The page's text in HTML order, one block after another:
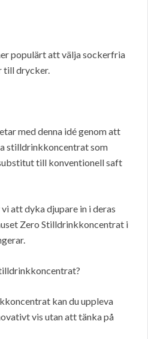
populärt att välja sockerfria
till drycker.
med denna idé genom att
stilldrinkkoncentrat som
till konventionell saft
att dyka djupare in i deras
Zero Stilldrinkkoncentrat i
kan du uppleva
vis utan att tänka på